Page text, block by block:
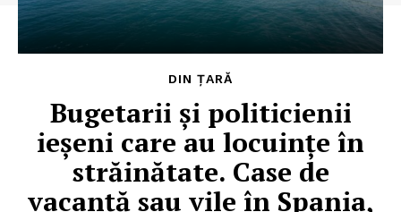
DIN ȚARĂ
Bugetarii și politicienii
ieșeni care au locuințe în
străinătate. Case de
vacanță sau vile în Spania,